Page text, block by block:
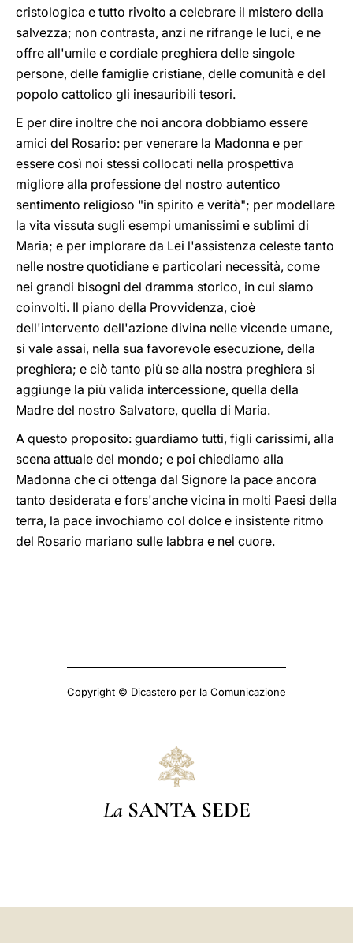
cristologica e tutto rivolto a celebrare il mistero della
salvezza; non contrasta, anzi ne rifrange le luci, e ne
offre all'umile e cordiale preghiera delle singole
persone, delle famiglie cristiane, delle comunità e del
popolo cattolico gli inesauribili tesori.
E per dire inoltre che noi ancora dobbiamo essere
amici del Rosario: per venerare la Madonna e per
essere così noi stessi collocati nella prospettiva
migliore alla professione del nostro autentico
sentimento religioso "in spirito e verità"; per modellare
la vita vissuta sugli esempi umanissimi e sublimi di
Maria; e per implorare da Lei l'assistenza celeste tanto
nelle nostre quotidiane e particolari necessità, come
nei grandi bisogni del dramma storico, in cui siamo
coinvolti. Il piano della Provvidenza, cioè
dell'intervento dell'azione divina nelle vicende umane,
si vale assai, nella sua favorevole esecuzione, della
preghiera; e ciò tanto più se alla nostra preghiera si
aggiunge la più valida intercessione, quella della
Madre del nostro Salvatore, quella di Maria.
A questo proposito: guardiamo tutti, figli carissimi, alla
scena attuale del mondo; e poi chiediamo alla
Madonna che ci ottenga dal Signore la pace ancora
tanto desiderata e fors'anche vicina in molti Paesi della
terra, la pace invochiamo col dolce e insistente ritmo
del Rosario mariano sulle labbra e nel cuore.
Copyright © Dicastero per la Comunicazione
La SANTA SEDE